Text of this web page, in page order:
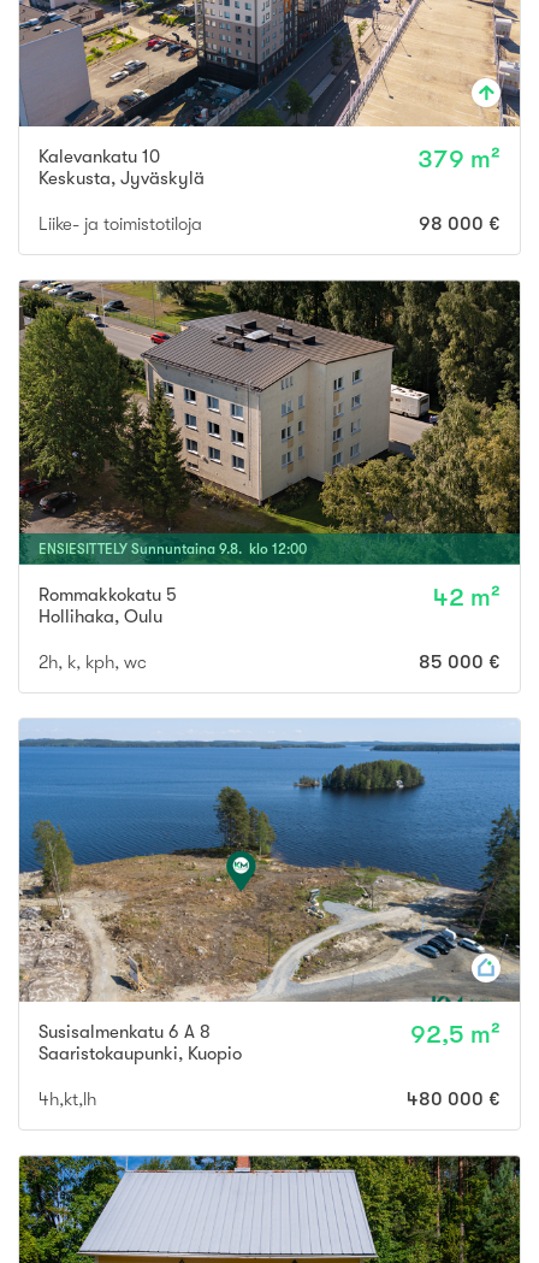
Kalevankatu 10
Keskusta, Jyväskylä
379 m²
Liike- ja toimistotiloja 98 000 €
ENSIESITTELY Sunnuntaina 9.8. klo 12:00
Rommakkokatu 5
Hollihaka, Oulu
42 m²
2h, k, kph, wc 85 000 €
Susisalmenkatu 6 A 8
Saaristokaupunki, Kuopio
92,5 m²
4h,kt,lh 480 000 €